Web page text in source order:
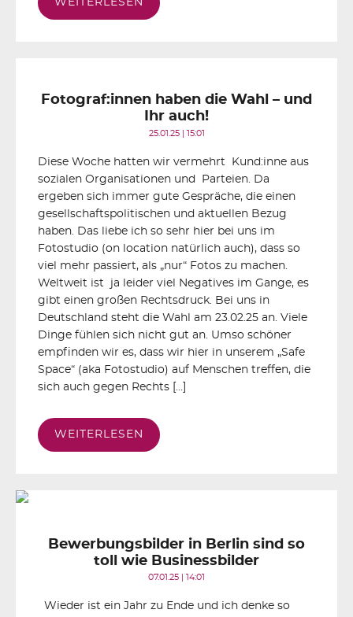
WEITERLESEN
Fotograf:innen haben die Wahl – und
Ihr auch!
25.01.25 | 15:01
Diese Woche hatten wir vermehrt Kund:inne aus
sozialen Organisationen und Parteien. Da
ergeben sich immer gute Gespräche, die einen
gesellschaftspolitischen und aktuellen Bezug
haben. Das liebe ich so sehr hier bei uns im
Fotostudio (on location natürlich auch), dass so
viel mehr passiert, als „nur“ Fotos zu machen.
Weltweit ist ja leider viel Negatives im Gange, es
gibt einen großen Rechtsdruck. Bei uns in
Deutschland steht die Wahl am 23.02.25 an. Viele
Dinge fühlen sich nicht gut an. Umso schöner
empfinden wir es, dass wir hier in unserem „Safe
Space“ (aka Fotostudio) auf Menschen treffen, die
sich auch gegen Rechts […]
WEITERLESEN
Bewerbungsbilder in Berlin sind so
toll wie Businessbilder
07.01.25 | 14:01
Wieder ist ein Jahr zu Ende und ich denke so